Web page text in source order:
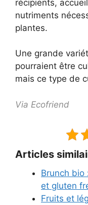
récipients,
nutriments
plantes.
Une grande
pourraient être
mais ce type de
Via Ecofriend
Articles
Brunch bio
et gluten
Fruits et